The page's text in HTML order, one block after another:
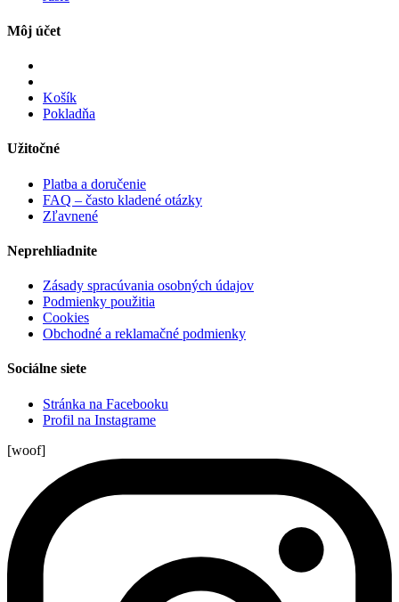
Môj účet
Košík
Pokladňa
Užitočné
Platba a doručenie
FAQ – často kladené otázky
Zľavnené
Neprehliadnite
Zásady spracúvania osobných údajov
Podmienky použitia
Cookies
Obchodné a reklamačné podmienky
Sociálne siete
Stránka na Facebooku
Profil na Instagrame
[woof]